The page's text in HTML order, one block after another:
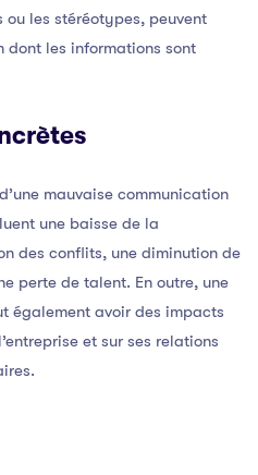
les stéréotypes, peuvent
les informations sont
mauvaise communication
une baisse de la
des conflits, une diminution de
perte de talent. En outre, une
également avoir des impacts
et sur ses relations